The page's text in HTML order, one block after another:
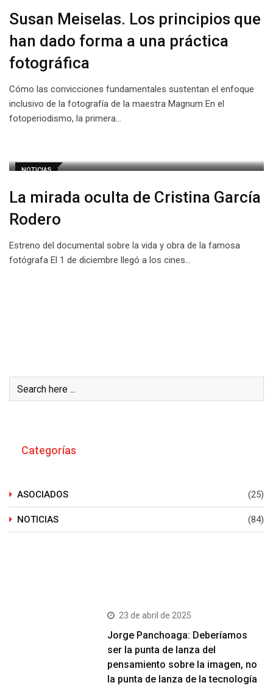
Susan Meiselas. Los principios que
han dado forma a una práctica
fotográfica
Cómo las convicciones fundamentales sustentan el enfoque
inclusivo de la fotografía de la maestra Magnum En el
fotoperiodismo, la primera…
NOTICIAS
La mirada oculta de Cristina García
Rodero
Estreno del documental sobre la vida y obra de la famosa
fotógrafa El 1 de diciembre llegó a los cines…
Categorías
ASOCIADOS (25)
NOTICIAS (84)
23 de abril de 2025
Jorge Panchoaga: Deberíamos
ser la punta de lanza del
pensamiento sobre la imagen, no
la punta de lanza de la tecnología